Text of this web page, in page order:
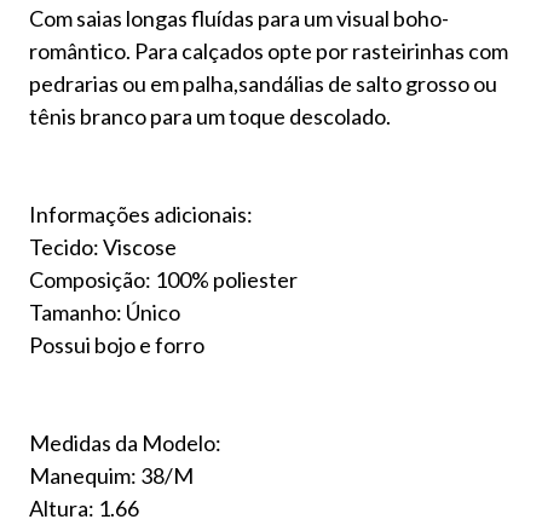
Com saias longas fluídas para um visual boho-
romântico. Para calçados opte por rasteirinhas com
pedrarias ou em palha,sandálias de salto grosso ou
tênis branco para um toque descolado.
Informações adicionais:
Tecido: Viscose
Composição: 100% poliester
Tamanho: Único
Possui bojo e forro
Medidas da Modelo:
Manequim: 38/M
Altura: 1.66